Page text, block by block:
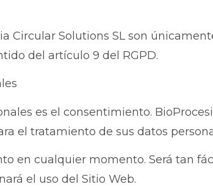
Circular Solutions SL son
del artículo 9 del RGPD.
es el consentimiento.
el tratamiento de sus datos
en cualquier momento. Será tan
el uso del Sitio Web.